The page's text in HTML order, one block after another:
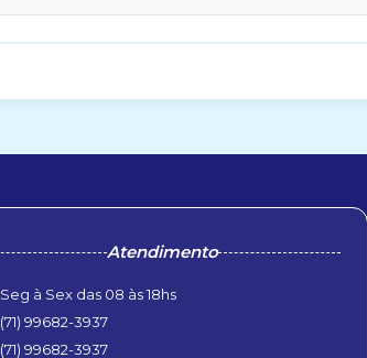
Atendimento
Seg à Sex das 08 às 18hs
(71) 99682-3937
(71) 99682-3937